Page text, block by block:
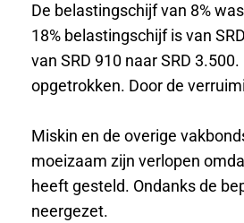
De belastingschijf van 8%
18% belastingschijf is van
van SRD 910 naar SRD
opgetrokken. Door de
Miskin en de overige
moeizaam zijn verlopen
heeft gesteld. Ondanks de
neergezet.